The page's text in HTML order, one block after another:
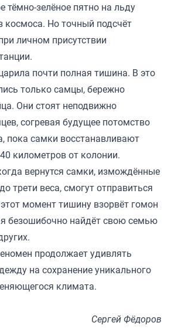
тёмно-зелёное пятно на льду
космоса. Но точный подсчёт
личном присутствии
почти полная тишина. В это
только самцы, бережно
Они стоят неподвижно
согревая будущее потомство
пока самки восстанавливают
километров от колонии.
вернутся самки, измождённые
трети веса, смогут отправиться
момент тишину взорвёт гомон
безошибочно найдёт свою семью
продолжает удивлять
на сохранение уникального
климата.
Сергей Фёдоров